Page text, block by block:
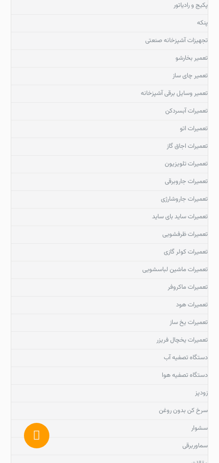
پکیج و رادیاتور
پنکه
تجهیزات آشپزخانه صنعتی
تعمیر بخارشو
تعمیر چای ساز
تعمیر وسایل برقی آشپزخانه
تعمیرات آبسردکن
تعمیرات اتو
تعمیرات اجاق گاز
تعمیرات تلویزیون
تعمیرات جاروبرقی
تعمیرات جاروشارژی
تعمیرات ساید بای ساید
تعمیرات ظرفشویی
تعمیرات کولر گازی
تعمیرات ماشین لباسشویی
تعمیرات ماکروفر
تعمیرات هود
تعمیرات یخ ساز
تعمیرات یخچال فریزر
دستگاه تصفیه آب
دستگاه تصفیه هوا
زودپز
سرخ کن بدون روغن
سشوار
سماوربرقی